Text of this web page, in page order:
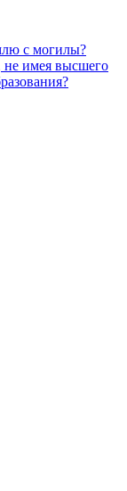
с могилы?
имея высшего